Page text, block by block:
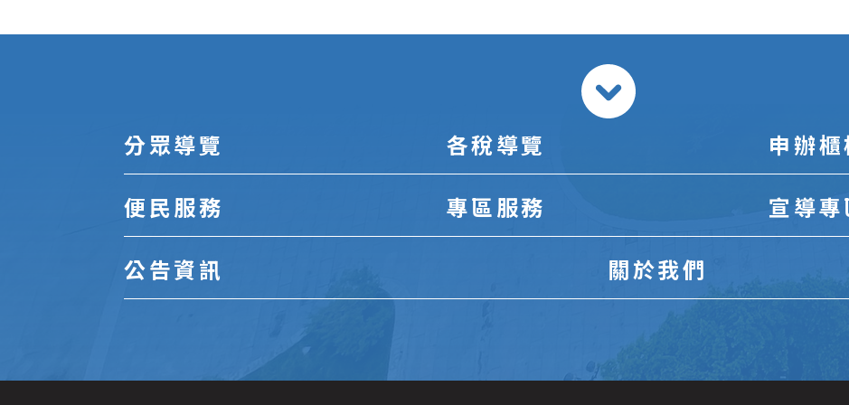
分眾導覽 各稅導覽 申辦櫃
便民服務 專區服務 宣導專
公告資訊 關於我們